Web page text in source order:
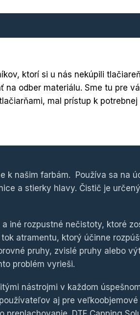
ktorí si u nás nekúpili
na odber materiálu. Sme tu pre
mal prístup k potrebnej
k našim farbám. Používa sa na
a stierky hlavy. Čistič je určený
iné rozpustné nečistoty, ktoré
atramentu, ktorý účinne
pruhy, zvislé pruhy alebo
problém vyrieši.
nástrojmi v každom
aj pre veľkoobjemové